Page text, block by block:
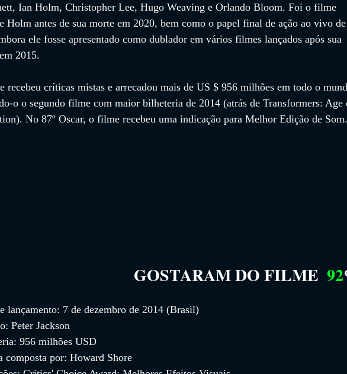
Ian Holm, Christopher Lee, Hugo Weaving e Orlando Bloom. Foi o filme
Holm antes de sua morte em 2020, bem como o papel final de ação ao vivo
ele fosse apresentado como dublador em vários filmes lançados após sua
2015.
recebeu críticas mistas e arrecadou mais de US $ 956 milhões em todo o
o o segundo filme com maior bilheteria de 2014 (atrás de Transformers:
No 87º Oscar, o filme recebeu uma indicação para Melhor Edição de Som.
GOSTARAM DO FILME 92
lançamento: 7 de dezembro de 2014 (Brasil)
Peter Jackson
956 milhões USD
composta por: Howard Shore